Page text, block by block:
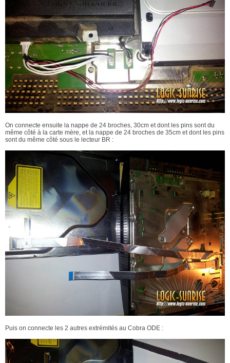
On connecte ensuite la nappe de 24 broches, 30cm et dont les pins sont du
même côté à la carte mère, et la nappe de 24 broches de 35cm et dont les pins
sont du même côté sous le lecteur BR :
Puis on connecte les 2 autres extrémités au Cobra ODE :